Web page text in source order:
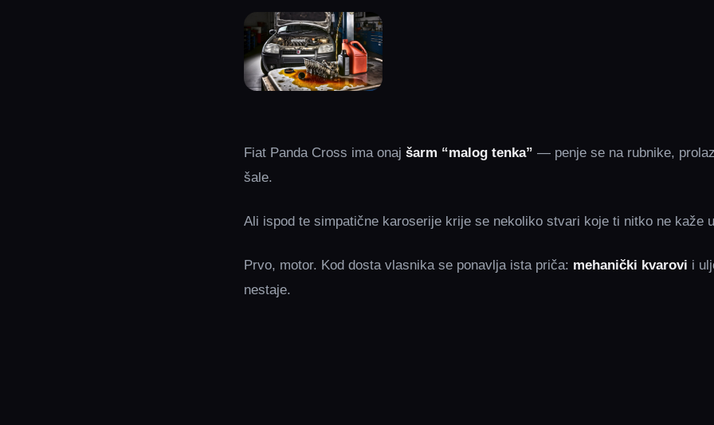
Fiat Panda Cross ima onaj šarm “malog tenka” — penje se na rubnike,
šale.
Ali ispod te simpatične karoserije krije se nekoliko stvari koje ti nitko ne kaže
Prvo, motor. Kod dosta vlasnika se ponavlja ista priča: mehanički kvarovi i
nestaje.